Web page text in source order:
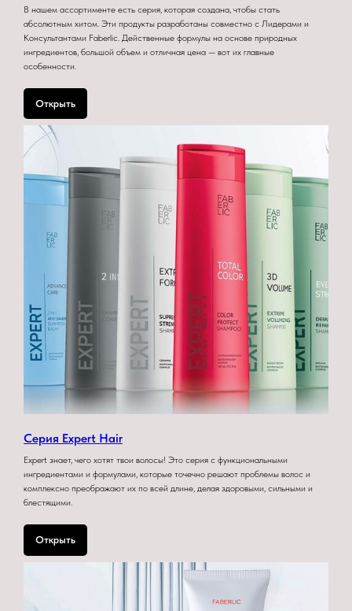
В нашем ассортименте есть серия, которая создана, чтобы стать
абсолютным хитом. Эти продукты разработаны совместно с Лидерами и
Консультантами Faberlic. Действенные формулы на основе природных
ингредиентов, большой объем и отличная цена — вот их главные
особенности.
Открыть
Серия Expert Hair
Expert знает, чего хотят твои волосы! Это серия с функциональными
ингредиентами и формулами, которые точечно решают проблемы волос и
комплексно преображают их по всей длине, делая здоровыми, сильными и
блестящими.
Открыть